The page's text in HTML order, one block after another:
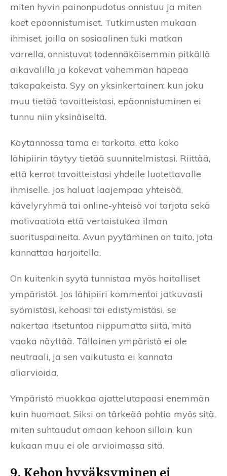
miten hyvin painonpudotus onnistuu ja miten
koet epäonnistumiset. Tutkimusten mukaan
ihmiset, joilla on sosiaalinen tuki matkan
varrella, onnistuvat todennäköisemmin pitkällä
aikavälillä ja kokevat vähemmän häpeää
takapakeista. Syy on yksinkertainen: kun joku
muu tietää tavoitteistasi, epäonnistuminen ei
tunnu niin yksinäiseltä.
Käytännössä tämä ei tarkoita, että koko
lähipiirin täytyy tietää suunnitelmistasi. Riittää,
että kerrot tavoitteistasi yhdelle luotettavalle
ihmiselle. Jos haluat laajempaa yhteisöä,
kävelyryhmä tai online-yhteisö voi tarjota sekä
motivaatiota että vertaistukea ilman
suorituspaineita. Avun pyytäminen on taito, jota
kannattaa harjoitella.
On kuitenkin syytä tunnistaa myös haitalliset
ympäristöt. Jos lähipiiri kommentoi jatkuvasti
syömistäsi, kehoasi tai edistymistäsi, se
nakertaa itsetuntoa riippumatta siitä, mitä
vaaka näyttää. Tällainen ympäristö ei ole
neutraali, ja sen vaikutusta ei kannata
aliarvioida.
Ympäristö muokkaa ajattelutapaasi enemmän
kuin huomaat. Siksi on tärkeää pohtia myös sitä,
miten suhtaudut omaan kehoon silloin, kun
kukaan muu ei ole arvioimassa sitä.
9. Kehon hyväksyminen ei